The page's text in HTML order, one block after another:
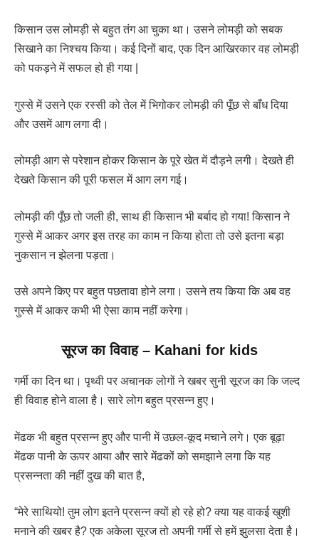
किसान उस लोमड़ी से बहुत तंग आ चुका था। उसने लोमड़ी को सबक
सिखाने का निश्चय किया। कई दिनों बाद, एक दिन आखिरकार वह लोमड़ी
को पकड़ने में सफल हो ही गया |
गुस्से में उसने एक रस्सी को तेल में भिगोकर लोमड़ी की पूँछ से बाँध दिया
और उसमें आग लगा दी।
लोमड़ी आग से परेशान होकर किसान के पूरे खेत में दौड़ने लगी। देखते ही
देखते किसान की पूरी फसल में आग लग गई।
लोमड़ी की पूँछ तो जली ही, साथ ही किसान भी बर्बाद हो गया! किसान ने
गुस्से में आकर अगर इस तरह का काम न किया होता तो उसे इतना बड़ा
नुकसान न झेलना पड़ता।
उसे अपने किए पर बहुत पछतावा होने लगा। उसने तय किया कि अब वह
गुस्से में आकर कभी भी ऐसा काम नहीं करेगा।
सूरज का विवाह – Kahani for kids
गर्मी का दिन था। पृथ्वी पर अचानक लोगों ने खबर सुनी सूरज का कि जल्द
ही विवाह होने वाला है। सारे लोग बहुत प्रसन्न हुए।
मेंढक भी बहुत प्रसन्न हुए और पानी में उछल-कूद मचाने लगे। एक बूढ़ा
मेंढक पानी के ऊपर आया और सारे मेंढकों को समझाने लगा कि यह
प्रसन्नता की नहीं दुख की बात है,
“मेरे साथियो! तुम लोग इतने प्रसन्न क्यों हो रहे हो? क्या यह वाकई खुशी
मनाने की खबर है? एक अकेला सूरज तो अपनी गर्मी से हमें झुलसा देता है।